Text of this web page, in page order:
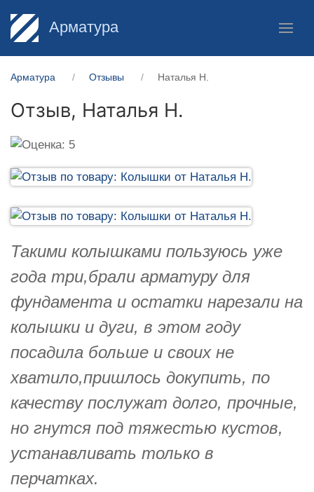
Арматура
Арматура Отзывы Наталья Н.
Отзыв, Наталья Н.
Такими колышками пользуюсь уже
года три,брали арматуру для
фундамента и остатки нарезали на
колышки и дуги, в этом году
посадила больше и своих не
хватило,пришлось докупить, по
качеству послужат долго, прочные,
но гнутся под тяжестью кустов,
устанавливать только в
перчатках.